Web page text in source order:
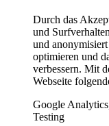
Durch das
und
und
optimieren und
verbessern. Mit
Webseite
Google
Testing